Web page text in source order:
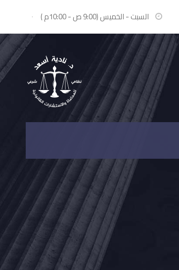
السبت - الخميس (9:00 ص - 10:00م ) ·